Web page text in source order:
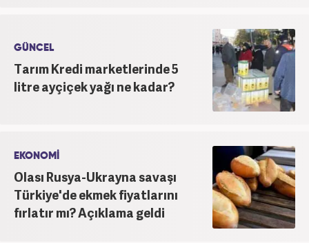
GÜNCEL
Tarım Kredi marketlerinde 5
litre ayçiçek yağı ne kadar?
EKONOMİ
Olası Rusya-Ukrayna savaşı
Türkiye'de ekmek fiyatlarını
fırlatır mı? Açıklama geldi